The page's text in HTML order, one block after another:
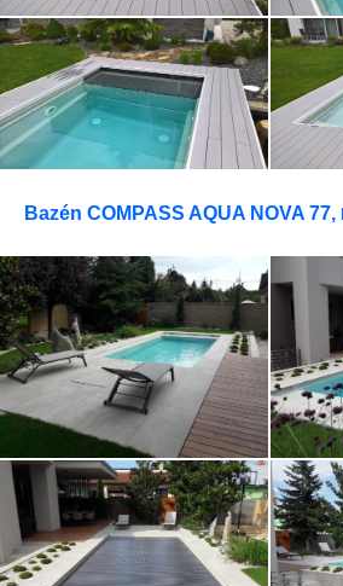
Bazén COMPASS AQUA NOVA 77,